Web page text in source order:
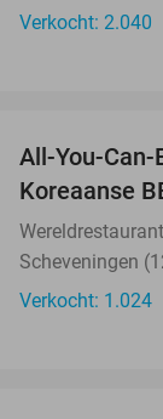
Verkocht: 2.040
All-You-Can-
Koreaanse
Scheveningen
Verkocht: 1.024